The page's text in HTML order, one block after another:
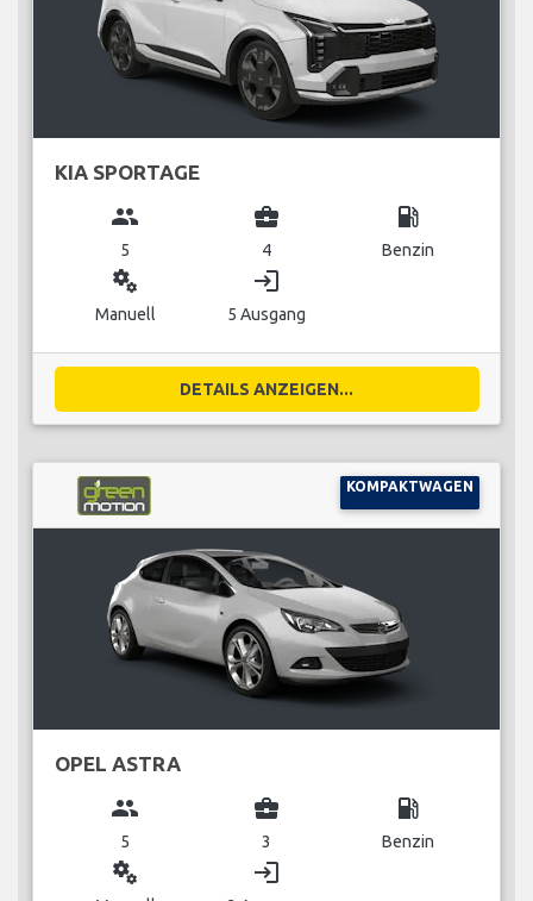
KIA SPORTAGE
group
5
business_center
4
local_gas_station
Benzin
miscellaneous_services
Manuell
login
5 Ausgang
DETAILS ANZEIGEN...
KOMPAKTWAGEN
OPEL ASTRA
group
5
business_center
3
local_gas_station
Benzin
miscellaneous_services login